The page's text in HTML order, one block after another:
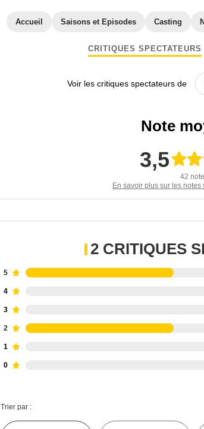
Accueil Saisons et Episodes Casting
CRITIQUES SPECTATEURS
Voir les critiques spectateurs de
Note
3,5
42
En savoir plus sur les
2 CRITIQUES
5
4
3
2
1
0
Trier par :